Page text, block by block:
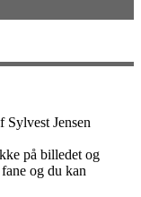
Sylvest Jensen
på billedet og
og du kan